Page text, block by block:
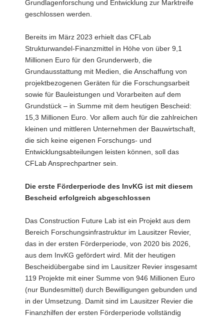
Grundlagenforschung und Entwicklung zur Marktreife
geschlossen werden.
Bereits im März 2023 erhielt das CFLab
Strukturwandel-Finanzmittel in Höhe von über 9,1
Millionen Euro für den Grunderwerb, die
Grundausstattung mit Medien, die Anschaffung von
projektbezogenen Geräten für die Forschungsarbeit
sowie für Bauleistungen und Vorarbeiten auf dem
Grundstück – in Summe mit dem heutigen Bescheid:
15,3 Millionen Euro. Vor allem auch für die zahlreichen
kleinen und mittleren Unternehmen der Bauwirtschaft,
die sich keine eigenen Forschungs- und
Entwicklungsabteilungen leisten können, soll das
CFLab Ansprechpartner sein.
Die erste Förderperiode des InvKG ist mit diesem
Bescheid erfolgreich abgeschlossen
Das Construction Future Lab ist ein Projekt aus dem
Bereich Forschungsinfrastruktur im Lausitzer Revier,
das in der ersten Förderperiode, von 2020 bis 2026,
aus dem InvKG gefördert wird. Mit der heutigen
Bescheidübergabe sind im Lausitzer Revier insgesamt
119 Projekte mit einer Summe von 946 Millionen Euro
(nur Bundesmittel) durch Bewilligungen gebunden und
in der Umsetzung. Damit sind im Lausitzer Revier die
Finanzhilfen der ersten Förderperiode vollständig